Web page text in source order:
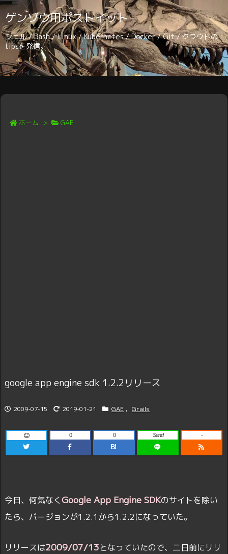
ゲンゾウ用ポストイット
シェル / Bash / Linux / Kubernetes / Docker / Git / クラウドの
tipsを発信。
ホーム > GAE
google app engine sdk 1.2.2リリース
2009-07-15 2019-01-21 GAE , Grails
0
B!
0 Send -
今日、何気なくGoogle App Engine SDKのサイトを除い
たら、バージョンが1.2.1から1.2.2になっていた。
リリースは2009/07/13となっていたので、二日前にリリ